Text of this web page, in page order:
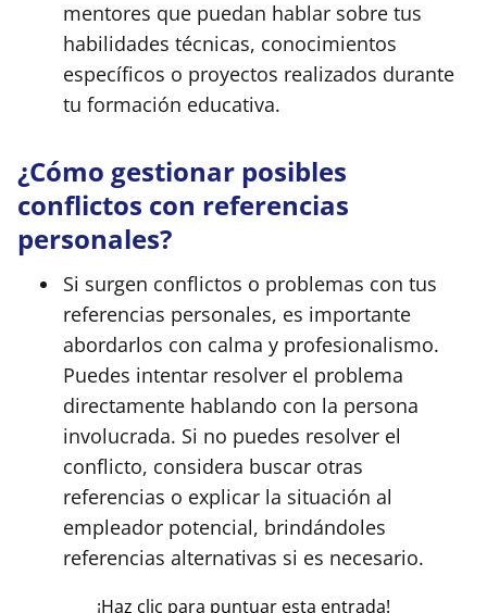
mentores que puedan hablar sobre tus
habilidades técnicas, conocimientos
específicos o proyectos realizados durante
tu formación educativa.
¿Cómo gestionar posibles
conflictos con referencias
personales?
Si surgen conflictos o problemas con tus
referencias personales, es importante
abordarlos con calma y profesionalismo.
Puedes intentar resolver el problema
directamente hablando con la persona
involucrada. Si no puedes resolver el
conflicto, considera buscar otras
referencias o explicar la situación al
empleador potencial, brindándoles
referencias alternativas si es necesario.
¡Haz clic para puntuar esta entrada!